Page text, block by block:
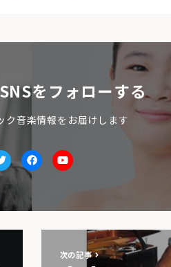
をフォローする
ク音楽情報をお届けします
TwitterfacebookYoutube
次の記事